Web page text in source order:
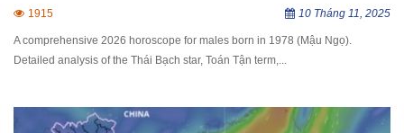
1915 10 Tháng 11, 2025
A comprehensive 2026 horoscope for males born in 1978 (Mậu Ngọ).
Detailed analysis of the Thái Bạch star, Toán Tận term,...